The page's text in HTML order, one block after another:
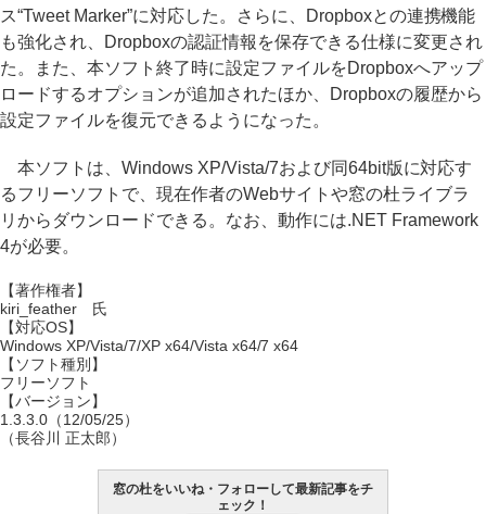
ス“Tweet Marker”に対応した。さらに、Dropboxとの連携機能
も強化され、Dropboxの認証情報を保存できる仕様に変更され
た。また、本ソフト終了時に設定ファイルをDropboxへアップ
ロードするオプションが追加されたほか、Dropboxの履歴から
設定ファイルを復元できるようになった。
本ソフトは、Windows XP/Vista/7および同64bit版に対応す
るフリーソフトで、現在作者のWebサイトや窓の杜ライブラ
リからダウンロードできる。なお、動作には.NET Framework
4が必要。
【著作権者】
kiri_feather 氏
【対応OS】
Windows XP/Vista/7/XP x64/Vista x64/7 x64
【ソフト種別】
フリーソフト
【バージョン】
1.3.3.0（12/05/25）
（長谷川 正太郎）
窓の杜をいいね・フォローして最新記事をチ
ェック！